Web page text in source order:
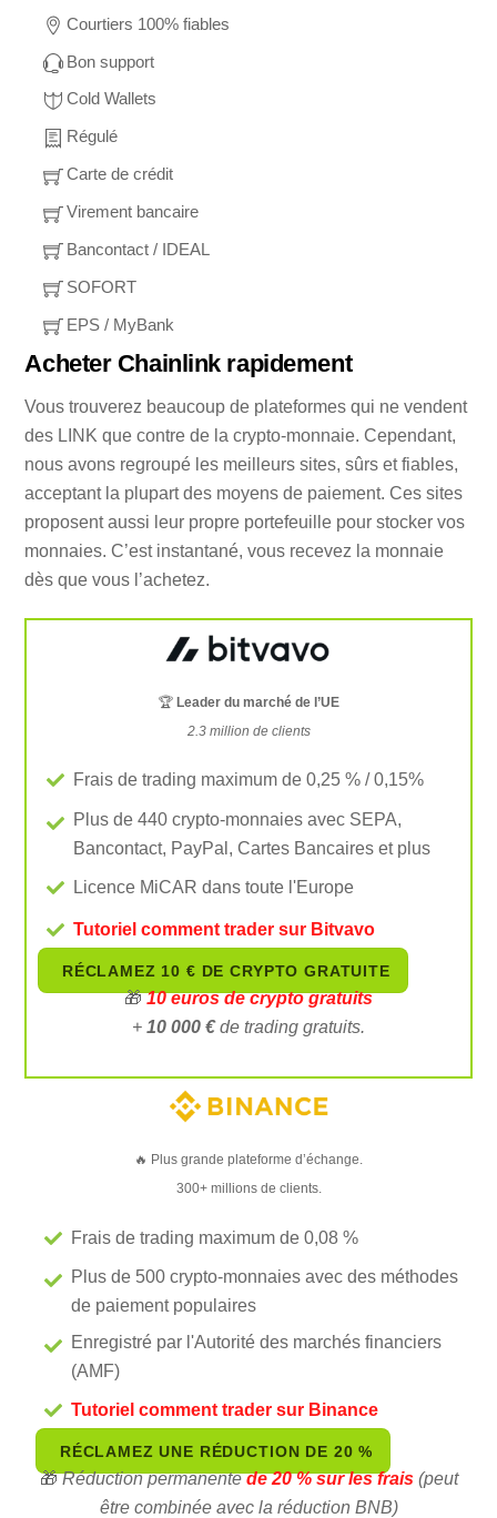
Courtiers 100% fiables
Bon support
Cold Wallets
Régulé
Carte de crédit
Virement bancaire
Bancontact / IDEAL
SOFORT
EPS / MyBank
Acheter Chainlink rapidement
Vous trouverez beaucoup de plateformes qui ne vendent
des LINK que contre de la crypto-monnaie. Cependant,
nous avons regroupé les meilleurs sites, sûrs et fiables,
acceptant la plupart des moyens de paiement. Ces sites
proposent aussi leur propre portefeuille pour stocker vos
monnaies. C’est instantané, vous recevez la monnaie
dès que vous l’achetez.
🏆 Leader du marché de l’UE
2.3 million de clients
Frais de trading maximum de 0,25 % / 0,15%
Plus de 440 crypto-monnaies avec SEPA,
Bancontact, PayPal, Cartes Bancaires et plus
Licence MiCAR dans toute l'Europe
Tutoriel comment trader sur Bitvavo
RÉCLAMEZ 10 € DE CRYPTO GRATUITE
🎁 10 euros de crypto gratuits
+ 10 000 €de trading gratuits.
🔥 Plus grande plateforme d’échange.
300+ millions de clients.
Frais de trading maximum de 0,08 %
Plus de 500 crypto-monnaies avec des méthodes
de paiement populaires
Enregistré par l'Autorité des marchés financiers
(AMF)
Tutoriel comment trader sur Binance
RÉCLAMEZ UNE RÉDUCTION DE 20 %
🎁Réduction permanentede 20 % sur les frais(peut
être combinée avec la réduction BNB)